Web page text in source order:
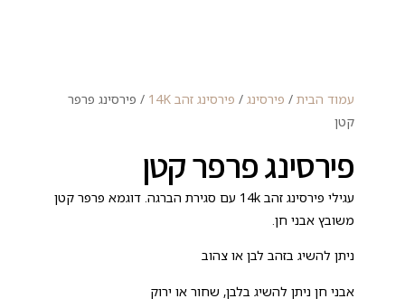
עמוד הבית / פירסינג / פירסינג זהב 14K
/ פירסינג פרפר
קטן
פירסינג פרפר קטן
עגילי פירסינג זהב 14k עם סגירת הברגה. דוגמא פרפר קטן
משובץ אבני חן.
ניתן להשיג בזהב לבן או צהוב
אבני חן ניתן להשיג בלבן, שחור או ירוק